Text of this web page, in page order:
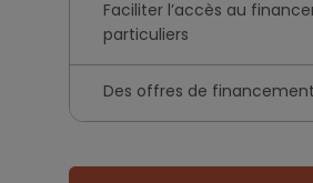
Faciliter l’accès au
particuliers
Des offres de